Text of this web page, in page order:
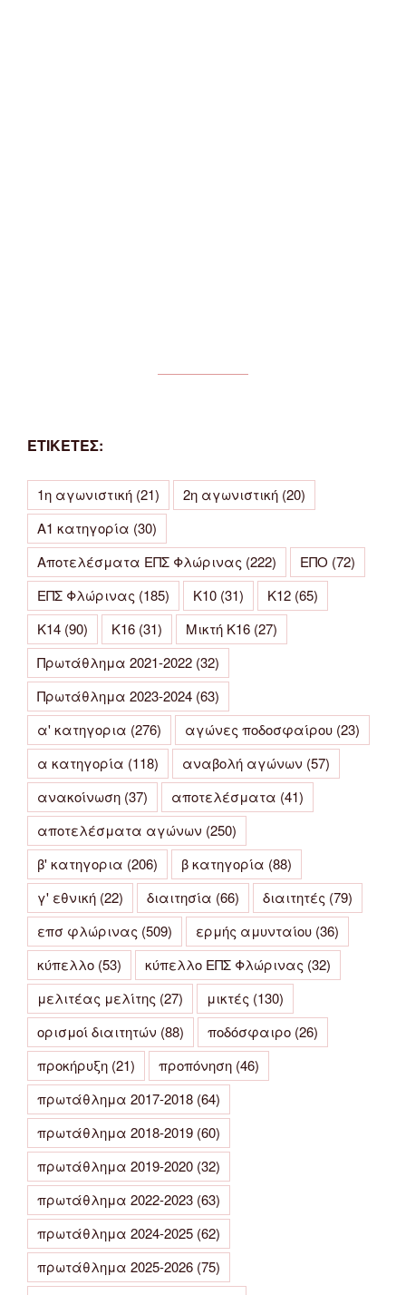
ΕΤΙΚΕΤΕΣ:
1η αγωνιστική (21) 2η αγωνιστική (20)
Α1 κατηγορία (30)
Αποτελέσματα ΕΠΣ Φλώρινας (222) ΕΠΟ (72)
ΕΠΣ Φλώρινας (185) Κ10 (31) Κ12 (65)
Κ14 (90) Κ16 (31) Μικτή Κ16 (27)
Πρωτάθλημα 2021-2022 (32)
Πρωτάθλημα 2023-2024 (63)
α' κατηγορια (276) αγώνες ποδοσφαίρου (23)
α κατηγορία (118) αναβολή αγώνων (57)
ανακοίνωση (37) αποτελέσματα (41)
αποτελέσματα αγώνων (250)
β' κατηγορια (206) β κατηγορία (88)
γ' εθνική (22) διαιτησία (66) διαιτητές (79)
επσ φλώρινας (509) ερμής αμυνταίου (36)
κύπελλο (53) κύπελλο ΕΠΣ Φλώρινας (32)
μελιτέας μελίτης (27) μικτές (130)
ορισμοί διαιτητών (88) ποδόσφαιρο (26)
προκήρυξη (21) προπόνηση (46)
πρωτάθλημα 2017-2018 (64)
πρωτάθλημα 2018-2019 (60)
πρωτάθλημα 2019-2020 (32)
πρωτάθλημα 2022-2023 (63)
πρωτάθλημα 2024-2025 (62)
πρωτάθλημα 2025-2026 (75)